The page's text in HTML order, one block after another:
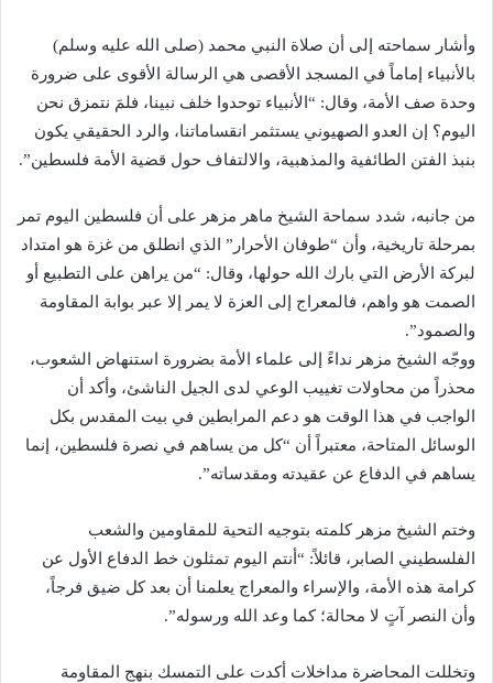
وأشار سماحته إلى أن صلاة النبي محمد (صلى الله عليه وسلم)
بالأنبياء إماماً في المسجد الأقصى هي الرسالة الأقوى على ضرورة
وحدة صف الأمة، وقال: “الأنبياء توحدوا خلف نبينا، فلمَ نتمزق نحن
اليوم؟ إن العدو الصهيوني يستثمر انقساماتنا، والرد الحقيقي يكون
بنبذ الفتن الطائفية والمذهبية، والالتفاف حول قضية الأمة فلسطين”.
من جانبه، شدد سماحة الشيخ ماهر مزهر على أن فلسطين اليوم تمر
بمرحلة تاريخية، وأن “طوفان الأحرار” الذي انطلق من غزة هو امتداد
لبركة الأرض التي بارك الله حولها، وقال: “من يراهن على التطبيع أو
الصمت هو واهم، فالمعراج إلى العزة لا يمر إلا عبر بوابة المقاومة
والصمود”.
ووجّه الشيخ مزهر نداءً إلى علماء الأمة بضرورة استنهاض الشعوب،
محذراً من محاولات تغييب الوعي لدى الجيل الناشئ، وأكد أن
الواجب في هذا الوقت هو دعم المرابطين في بيت المقدس بكل
الوسائل المتاحة، معتبراً أن “كل من يساهم في نصرة فلسطين، إنما
يساهم في الدفاع عن عقيدته ومقدساته”.
وختم الشيخ مزهر كلمته بتوجيه التحية للمقاومين والشعب
الفلسطيني الصابر، قائلاً: “أنتم اليوم تمثلون خط الدفاع الأول عن
كرامة هذه الأمة، والإسراء والمعراج يعلمنا أن بعد كل ضيق فرجاً،
وأن النصر آتٍ لا محالة؛ كما وعد الله ورسوله”.
وتخللت المحاضرة مداخلات أكدت على التمسك بنهج المقاومة